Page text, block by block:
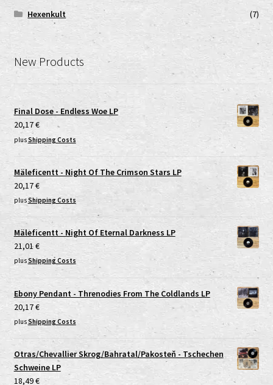
Hexenkult
(7)
New Products
Final Dose - Endless Woe LP
20,17€
plusShipping Costs
Mäleficentt - Night Of The Crimson Stars LP
20,17€
plusShipping Costs
Mäleficentt - Night Of Eternal Darkness LP
21,01€
plusShipping Costs
Ebony Pendant - Threnodies From The Coldlands LP
20,17€
plusShipping Costs
Otras/Chevallier Skrog/Bahratal/Pakosteň - Tschechen
Schweine LP
18,49€